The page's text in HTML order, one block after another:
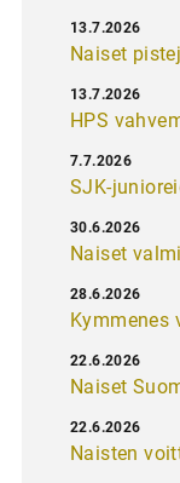
Naiset
13.7.2026
HPS
13.7.2026
SJK-
7.7.2026
Naiset
30.6.2026
Kymmenes
28.6.2026
Naiset
22.6.2026
Naisten
22.6.2026